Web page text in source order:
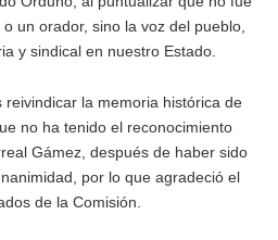
un orador, sino la voz del pueblo,
y sindical en nuestro Estado.
reivindicar la memoria histórica de
no ha tenido el reconocimiento
Gámez, después de haber sido
por lo que agradeció el
de la Comisión.